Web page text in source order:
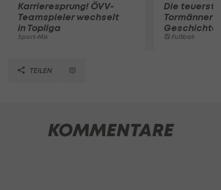
Karrieresprung! ÖVV-
Teamspieler wechselt
in Topliga
Sport-Mix
Die
Tormänner
Geschichte
Fußball
TEILEN
KOMMENTARE